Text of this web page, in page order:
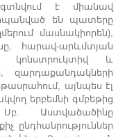
գտնվում է միանավ
են պատերը
մասնակիորեն),
հարավ-արևմտյան
կոնստրուկտիվ և
այնպես էլ
երբեմնի գմբեթից
Աստվածածինը
ընդհանրություններ